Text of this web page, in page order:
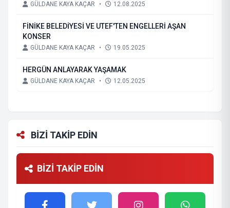
GÜLDANE KAYA KAÇAR • 12.08.2025
FİNİKE BELEDİYESİ VE UTEF'TEN ENGELLERİ AŞAN
KONSER
GÜLDANE KAYA KAÇAR • 19.05.2025
HERGÜN ANLAYARAK YAŞAMAK
GÜLDANE KAYA KAÇAR • 12.05.2025
BİZİ TAKİP EDİN
BİZİ TAKİP EDİN